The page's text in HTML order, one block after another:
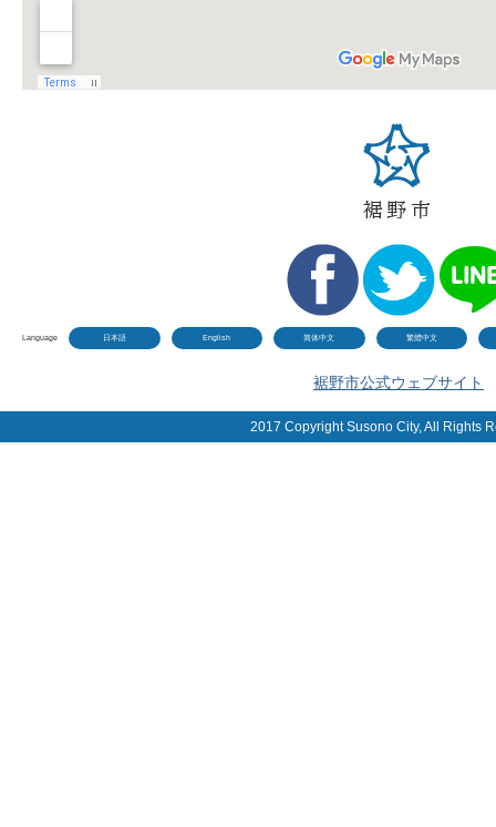
Language 日本語 English 简体中文 繁體中文
裾野市公式ウェブサイト
2017 Copyright Susono City, All Rights